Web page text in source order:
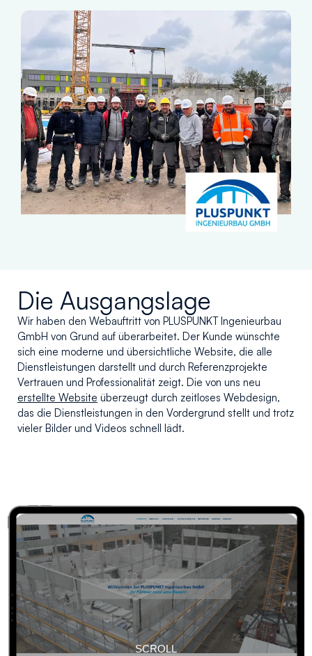
Die Ausgangslage
Wir haben den Webauftritt von PLUSPUNKT Ingenieurbau
GmbH von Grund auf überarbeitet. Der Kunde wünschte
sich eine moderne und übersichtliche Website, die alle
Dienstleistungen darstellt und durch Referenzprojekte
Vertrauen und Professionalität zeigt. Die von uns neu
erstellte Website überzeugt durch zeitloses Webdesign,
das die Dienstleistungen in den Vordergrund stellt und trotz
vieler Bilder und Videos schnell lädt.
SCROLL